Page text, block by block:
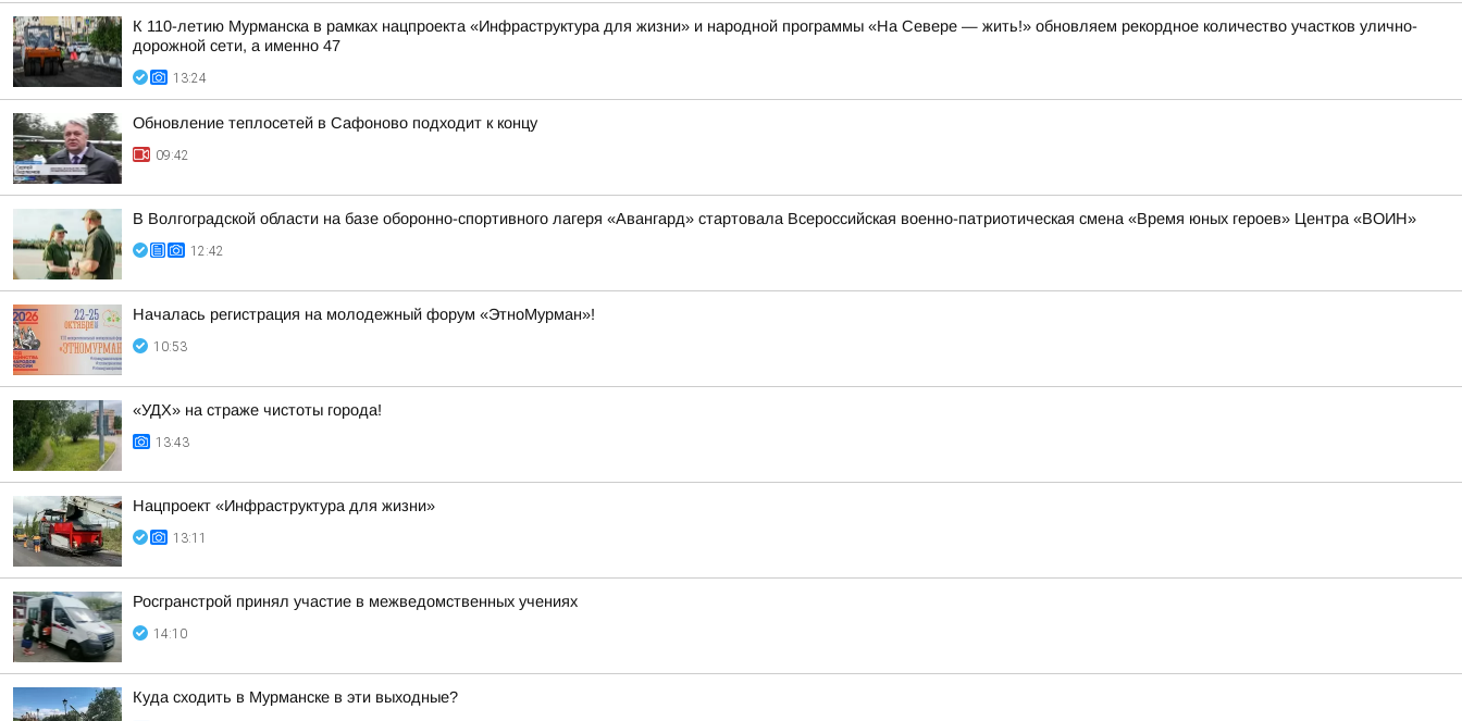
К 110-летию Мурманска в рамках нацпроекта «Инфраструктура для жизни» и народной программы «На Севере — жить!» обновляем рекордное количество участков улично-
дорожной сети, а именно 47
13:24
Обновление теплосетей в Сафоново подходит к концу
09:42
В Волгоградской области на базе оборонно-спортивного лагеря «Авангард» стартовала Всероссийская военно-патриотическая смена «Время юных героев» Центра «ВОИН»
12:42
Началась регистрация на молодежный форум «ЭтноМурман»!
10:53
«УДХ» на страже чистоты города!
13:43
Нацпроект «Инфраструктура для жизни»
13:11
Росгранстрой принял участие в межведомственных учениях
14:10
Куда сходить в Мурманске в эти выходные?